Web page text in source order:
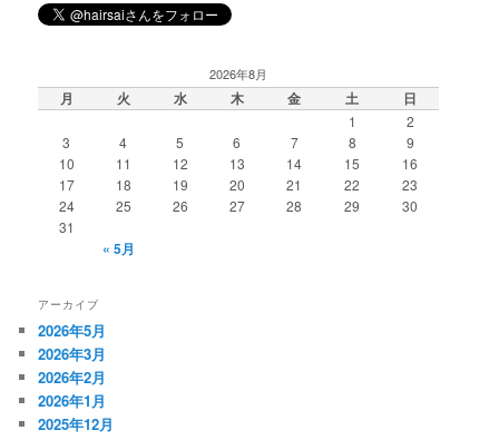
2026年8月
月 火 水 木 金 土 日
1
2
3
4 5 6 7 8
9
10
11 12 13 14 15
16
17
18 19 20 21 22
23
24
25 26 27 28 29
30
31
« 5月
アーカイブ
2026年5月
2026年3月
2026年2月
2026年1月
2025年12月